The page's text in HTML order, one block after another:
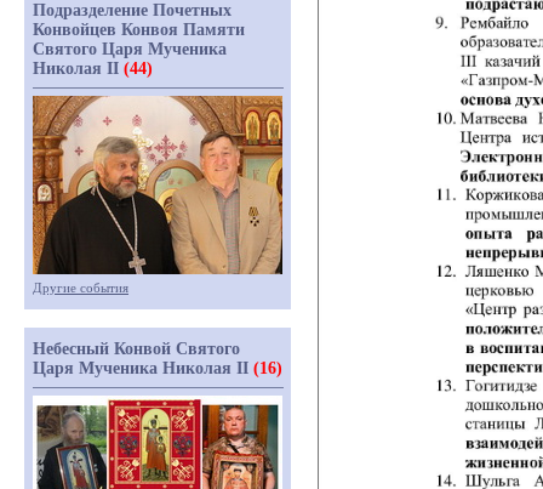
Подразделение Почетных
Конвойцев Конвоя Памяти
Святого Царя Мученика
Николая II (44)
Другие события
Небесный Конвой Святого
Царя Мученика Николая II (16)